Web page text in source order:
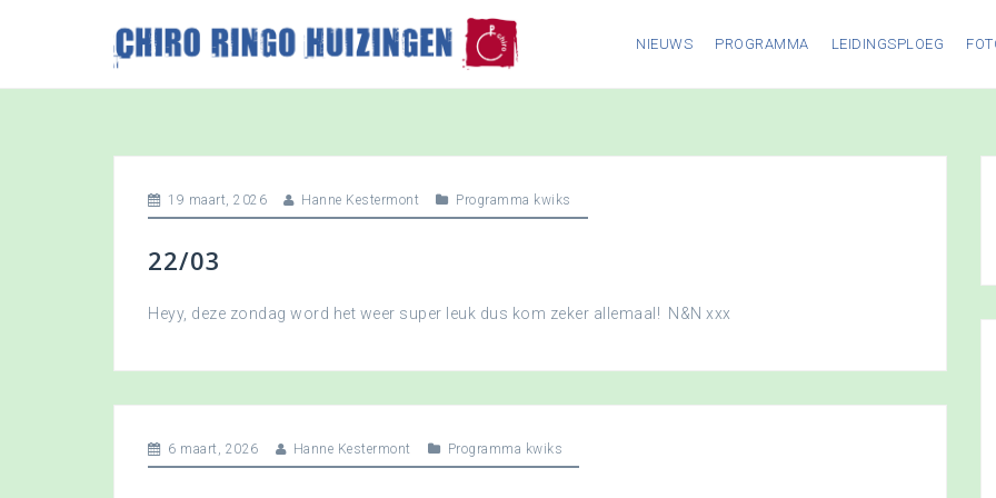
p
NIEUWS PROGRAMMA LEIDINGSPLOEG
19 maart, 2026 Hanne Kestermont Programma kwiks
22/03
Heyy, deze zondag word het weer super leuk dus kom zeker allemaal! N&N xxx
6 maart, 2026 Hanne Kestermont Programma kwiks